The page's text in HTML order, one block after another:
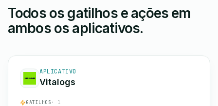
Todos os gatilhos e ações em
ambos os aplicativos.
APLICATIVO
Vitalogs
GATILHOS · 1